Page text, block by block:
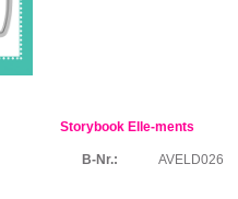
Storybook Elle-ments
B-Nr.: AVELD026